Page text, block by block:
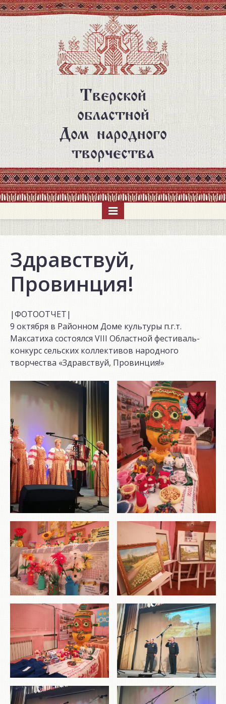
Перейти
к
основному
содержанию
Тверской
областной
Дом народного
творчества
Здравствуй,
Провинция!
|ФОТООТЧЕТ|
9 октября в Районном Доме культуры п.г.т.
Максатиха состоялся VIII Областной фестиваль-
конкурс сельских коллективов народного
творчества «Здравствуй, Провинция!»